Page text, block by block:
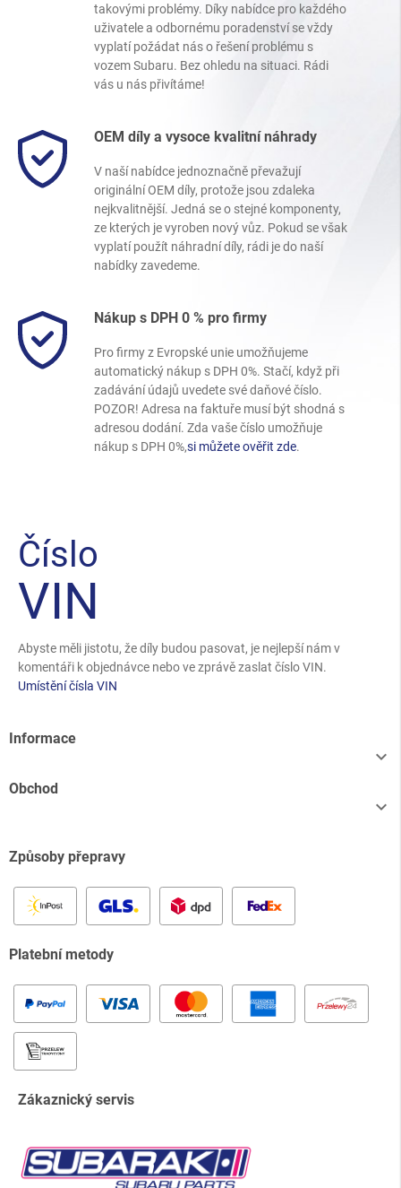
takovými problémy. Díky nabídce pro každého
uživatele a odbornému poradenství se vždy
vyplatí požádat nás o řešení problému s
vozem Subaru. Bez ohledu na situaci. Rádi
vás u nás přivítáme!
OEM díly a vysoce kvalitní náhrady
V naší nabídce jednoznačně převažují
originální OEM díly, protože jsou zdaleka
nejkvalitnější. Jedná se o stejné komponenty,
ze kterých je vyroben nový vůz. Pokud se však
vyplatí použít náhradní díly, rádi je do naší
nabídky zavedeme.
Nákup s DPH 0 % pro firmy
Pro firmy z Evropské unie umožňujeme
automatický nákup s DPH 0%. Stačí, když při
zadávání údajů uvedete své daňové číslo.
POZOR! Adresa na faktuře musí být shodná s
adresou dodání. Zda vaše číslo umožňuje
nákup s DPH 0%,si můžete ověřit zde.
Číslo
VIN
Abyste měli jistotu, že díly budou pasovat, je nejlepší nám v
komentáři k objednávce nebo ve zprávě zaslat číslo VIN.
Umístění čísla VIN
Informace

Obchod

Způsoby přepravy
Platební metody
Zákaznický servis